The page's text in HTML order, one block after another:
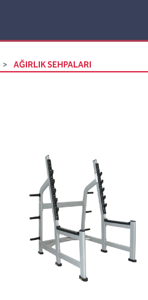
AĞIRLIK SEHPALARI